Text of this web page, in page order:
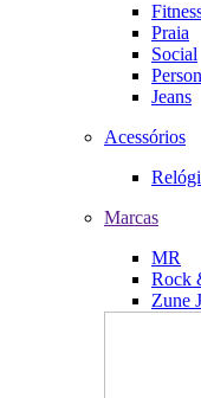
Praia
Social
Jeans
Acessórios
Marcas
MR
Rock
Zune